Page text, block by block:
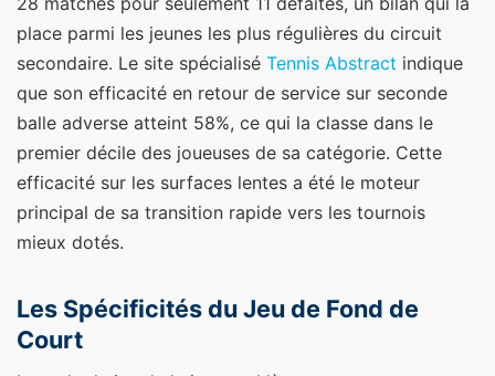
place parmi les jeunes les plus régulières du circuit
secondaire. Le site spécialisé Tennis Abstract indique
que son efficacité en retour de service sur seconde
balle adverse atteint 58%, ce qui la classe dans le
premier décile des joueuses de sa catégorie. Cette
efficacité sur les surfaces lentes a été le moteur
principal de sa transition rapide vers les tournois
mieux dotés.
Les Spécificités du Jeu de Fond de
Court